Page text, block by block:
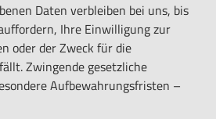
Daten verbleiben bei uns, bis
Ihre Einwilligung zur
oder der Zweck für die
Zwingende gesetzliche
Aufbewahrungsfristen –